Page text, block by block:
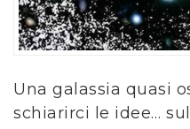
Una galassia quasi
schiarirci le idee…